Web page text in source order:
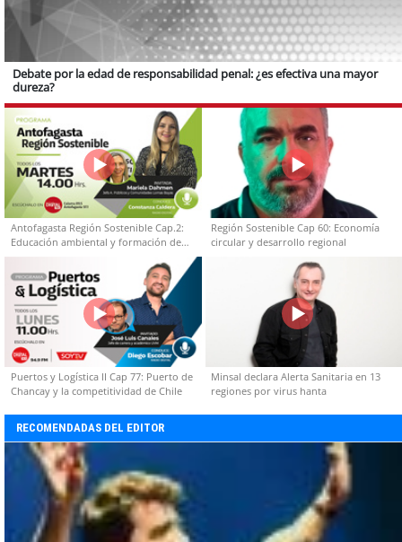
Debate por la edad de responsabilidad penal: ¿es efectiva una mayor
dureza?
Antofagasta Región Sostenible Cap.2:
Educación ambiental y formación de
capacidades técnicas
Región Sostenible Cap 60: Economía
circular y desarrollo regional
Puertos y Logística II Cap 77: Puerto de
Chancay y la competitividad de Chile
Minsal declara Alerta Sanitaria en 13
regiones por virus hanta
RECOMENDADAS DEL EDITOR